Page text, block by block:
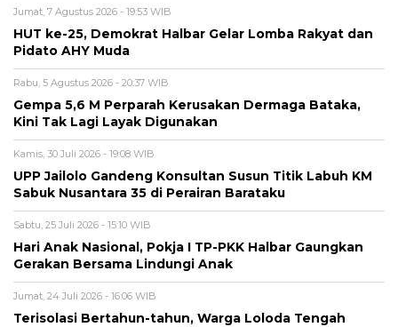
Jumat, 7 Agustus 2026 - 19:53 WIB
HUT ke-25, Demokrat Halbar Gelar Lomba Rakyat dan
Pidato AHY Muda
Rabu, 5 Agustus 2026 - 20:37 WIB
Gempa 5,6 M Perparah Kerusakan Dermaga Bataka,
Kini Tak Lagi Layak Digunakan
Kamis, 30 Juli 2026 - 19:08 WIB
UPP Jailolo Gandeng Konsultan Susun Titik Labuh KM
Sabuk Nusantara 35 di Perairan Barataku
Sabtu, 25 Juli 2026 - 15:10 WIB
Hari Anak Nasional, Pokja I TP-PKK Halbar Gaungkan
Gerakan Bersama Lindungi Anak
Jumat, 24 Juli 2026 - 16:06 WIB
Terisolasi Bertahun-tahun, Warga Loloda Tengah